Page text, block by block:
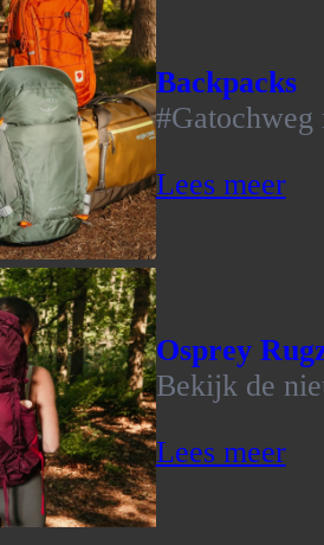
Backpacks
#Gatochweg
Lees meer
Osprey
Bekijk de
Lees meer